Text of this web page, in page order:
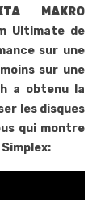
MAKRO
Ultimate de
sur une
sur une
a obtenu la
les disques
qui montre